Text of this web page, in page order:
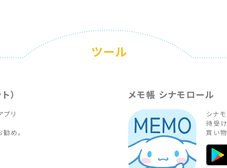
ツール
）
プリ
め。
メモ帳 シナモロール
シナ
待受
買い